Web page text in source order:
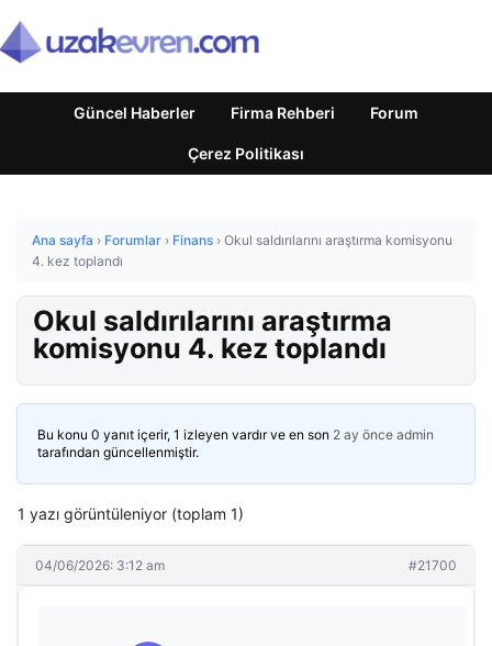
Güncel Haberler Firma Rehberi Forum
Çerez Politikası
Ana sayfa › Forumlar › Finans › Okul saldırılarını araştırma komisyonu
4. kez toplandı
Okul saldırılarını araştırma
komisyonu 4. kez toplandı
Bu konu 0 yanıt içerir, 1 izleyen vardır ve en son 2 ay önce admin
tarafından güncellenmiştir.
1 yazı görüntüleniyor (toplam 1)
04/06/2026: 3:12 am #21700